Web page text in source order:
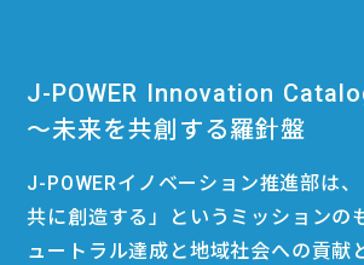
J-POWER Innovation
〜未来を共創する羅針盤
J-POWERイノベーション推進部は
共に創造する」というミッションの
ュートラル達成と地域社会への貢献